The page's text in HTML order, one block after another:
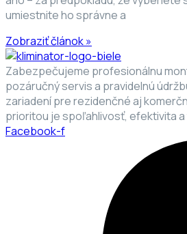
umiestnite ho správne a
Zobraziť článok »
Zabezpečujeme profesionálnu
pozáručný servis a pravidelnú
zariadení pre rezidenčné aj
prioritou je spoľahlivosť, efektivita
Facebook-f